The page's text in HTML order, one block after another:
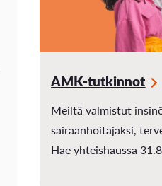
HYVINVOINTI
AMK-tutkinnot
Meiltä valmistut
sairaanhoitajaksi,
Hae yhteishaussa